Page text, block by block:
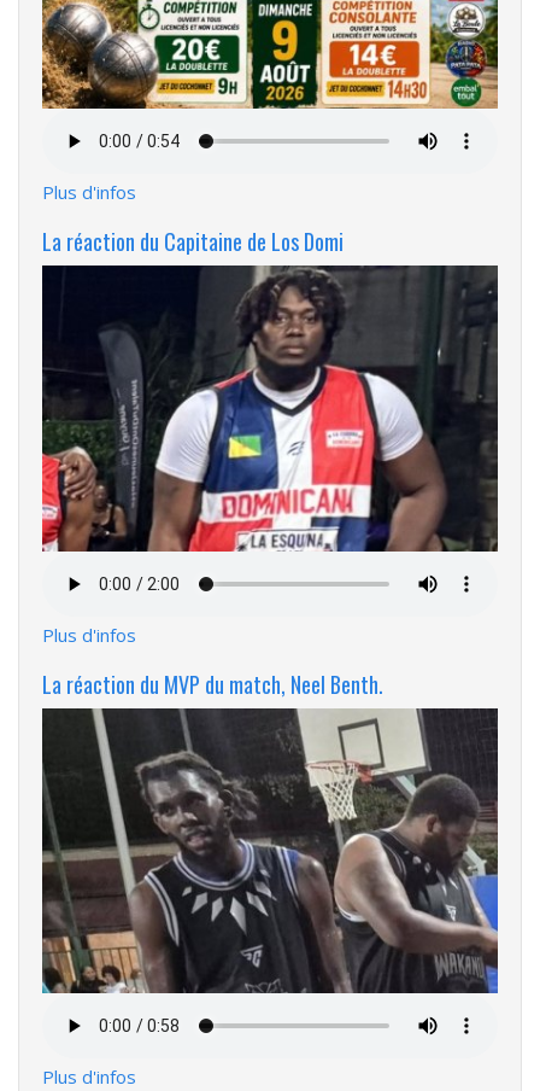
audio
Plus d'infos
La réaction du Capitaine de Los Domi
audio
Plus d'infos
La réaction du MVP du match, Neel Benth.
audio
Plus d'infos